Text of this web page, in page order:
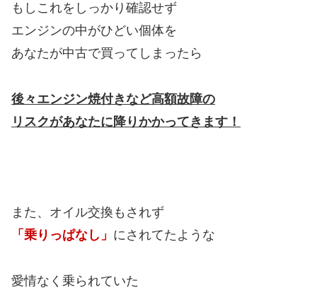
もしこれをしっかり確認せず
エンジンの中がひどい個体を
あなたが中古で買ってしまったら
後々エンジン焼付きなど高額故障の
リスクがあなたに降りかかってきます！
また、オイル交換もされず
「乗りっぱなし」 にされてたような
愛情なく乗られていた